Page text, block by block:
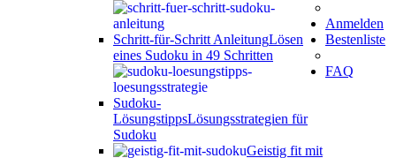
Schritt-für-Schritt AnleitungLösen
eines Sudoku in 49 Schritten
Sudoku-
LösungstippsLösungsstrategien für
Sudoku
Geistig fit mit
Anmelden
Bestenliste
FAQ